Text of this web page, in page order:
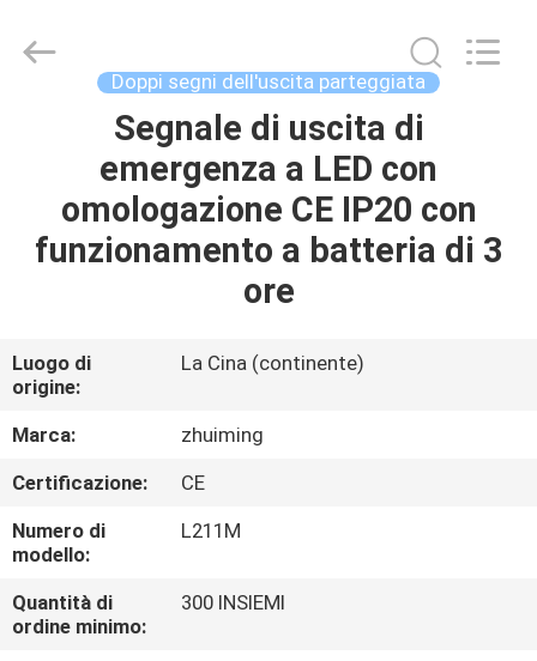
PRODOTTI
GIRO
DELLA
FABBRICA
CONTROLLO
DI
QUALITÀ
Dreamy
Technology
Doppi segni dell'uscita parteggiata
Segnale di uscita di
emergenza a LED con
omologazione CE IP20 con
funzionamento a batteria di 3
ore
Luogo di
origine:
La Cina (continente)
Marca:
zhuiming
Certificazione:
CE
Numero di
modello:
L211M
Quantità di
ordine minimo:
300 INSIEMI